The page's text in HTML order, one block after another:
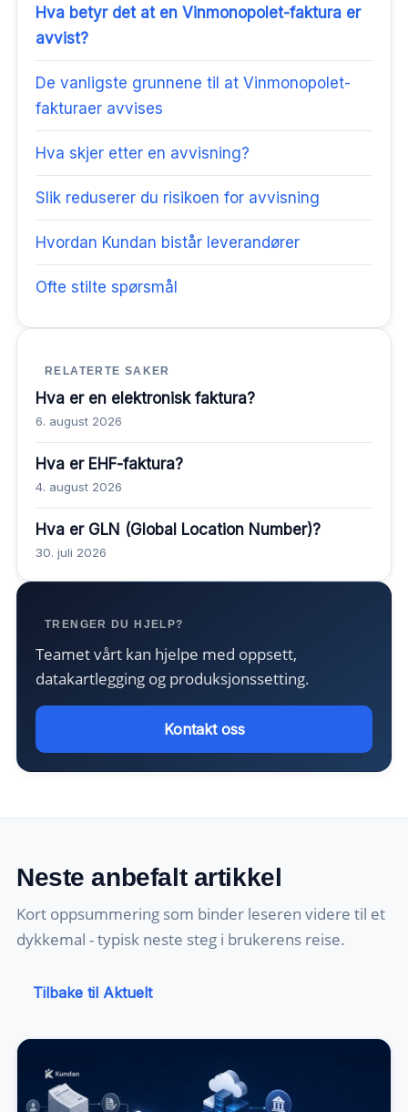
Hva betyr det at en Vinmonopolet-faktura er
avvist?
De vanligste grunnene til at Vinmonopolet-
fakturaer avvises
Hva skjer etter en avvisning?
Slik reduserer du risikoen for avvisning
Hvordan Kundan bistår leverandører
Ofte stilte spørsmål
RELATERTE SAKER
Hva er en elektronisk faktura?
6. august 2026
Hva er EHF-faktura?
4. august 2026
Hva er GLN (Global Location Number)?
30. juli 2026
TRENGER DU HJELP?
Teamet vårt kan hjelpe med oppsett,
datakartlegging og produksjonssetting.
Kontakt oss
Neste anbefalt artikkel
Kort oppsummering som binder leseren videre til et
dykkemal - typisk neste steg i brukerens reise.
Tilbake til Aktuelt